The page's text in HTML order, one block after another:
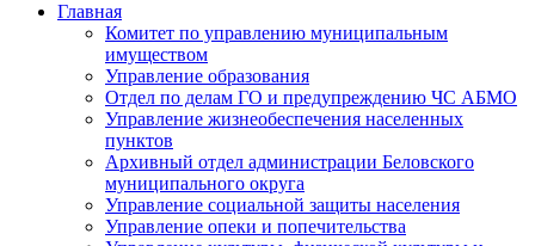
Главная
Комитет по управлению муниципальным
имуществом
Управление образования
Отдел по делам ГО и предупреждению ЧС АБМО
Управление жизнеобеспечения населенных
пунктов
Архивный отдел администрации Беловского
муниципального округа
Управление социальной защиты населения
Управление опеки и попечительства